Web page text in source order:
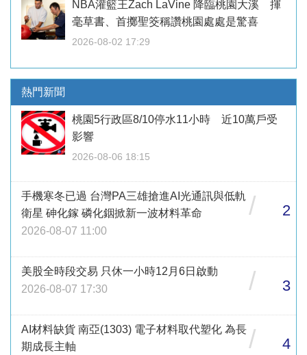
NBA灌籃王Zach LaVine 降臨桃園大溪 揮
毫草書、首擲聖筊稱讚桃園處處是驚喜
2026-08-02 17:29
熱門新聞
桃園5行政區8/10停水11小時 近10萬戶受
影響
2026-08-06 18:15
手機寒冬已過 台灣PA三雄搶進AI光通訊與低軌
衛星 砷化鎵 磷化銦掀新一波材料革命
2026-08-07 11:00
/ 2
美股全時段交易 只休一小時12月6日啟動
2026-08-07 17:30
/ 3
AI材料缺貨 南亞(1303) 電子材料取代塑化 為長
期成長主軸
/ 4